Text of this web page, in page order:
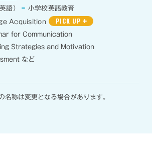
語） 小学校英語教育
Acquisition PICK UP
for Communication
Strategies and Motivation
など
名称は変更となる場合があります。